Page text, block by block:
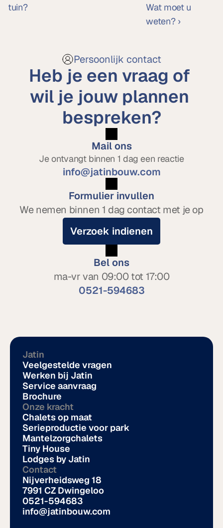
tuin?
Wat moet u
weten? ›
Persoonlijk contact
Heb je een vraag of
wil je jouw plannen
bespreken?
Mail ons
Je ontvangt binnen 1 dag een reactie
info@jatinbouw.com
Formulier invullen
We nemen binnen 1 dag contact met je op
Verzoek indienen
Bel ons
ma-vr van 09:00 tot 17:00
0521-594683
Jatin
Veelgestelde vragen
Werken bij Jatin
Service aanvraag
Brochure
Onze kracht
Chalets op maat
Serieproductie voor park
Mantelzorgchalets
Tiny House
Lodges by Jatin
Contact
Nijverheidsweg 18
7991 CZ Dwingeloo
0521-594683
info@jatinbouw.com